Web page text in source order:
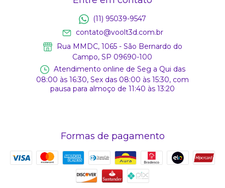
(11) 95039-9547
contato@voolt3d.com.br
Rua MMDC, 1065 - São Bernardo do
Campo, SP 09690-100
Atendimento online de Seg a Qui das
08:00 às 16:30, Sex das 08:00 às 15:30, com
pausa para almoço de 11:40 às 13:20
Formas de pagamento